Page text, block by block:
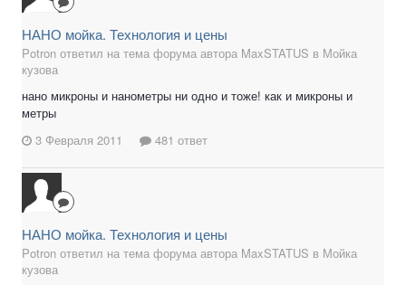
НАНО мойка. Технология и цены
Potron ответил на тема форума автора MaxSTATUS в Мойка
кузова
нано микроны и нанометры ни одно и тоже! как и микроны и
метры
3 Февраля 2011
481 ответ
НАНО мойка. Технология и цены
Potron ответил на тема форума автора MaxSTATUS в Мойка
кузова